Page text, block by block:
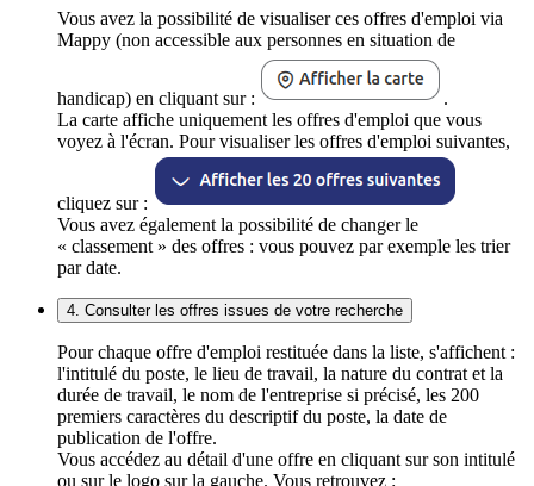
Vous avez la possibilité de visualiser ces offres d'emploi via
Mappy (non accessible aux personnes en situation de
handicap) en cliquant sur :
.
La carte affiche uniquement les offres d'emploi que vous
voyez à l'écran. Pour visualiser les offres d'emploi suivantes,
cliquez sur :
Vous avez également la possibilité de changer le
« classement » des offres : vous pouvez par exemple les trier
par date.
4. Consulter les offres issues de votre recherche
Pour chaque offre d'emploi restituée dans la liste, s'affichent :
l'intitulé du poste, le lieu de travail, la nature du contrat et la
durée de travail, le nom de l'entreprise si précisé, les 200
premiers caractères du descriptif du poste, la date de
publication de l'offre.
Vous accédez au détail d'une offre en cliquant sur son intitulé
ou sur le logo sur la gauche. Vous retrouvez :